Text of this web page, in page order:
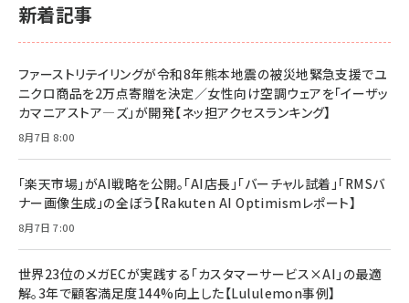
新着記事
ファーストリテイリングが令和8年熊本地震の被災地緊急支援でユ
ニクロ商品を2万点寄贈を決定／女性向け空調ウェアを「イーザッ
カマニアストア―ズ」が開発【ネッ担アクセスランキング】
8月7日 8:00
「楽天市場」がAI戦略を公開。「AI店長」「バーチャル試着」「RMSバ
ナー画像生成」の全ぼう【Rakuten AI Optimismレポート】
8月7日 7:00
世界23位のメガECが実践する「カスタマーサービス×AI」の最適
解。3年で顧客満足度144%向上した【Lululemon事例】